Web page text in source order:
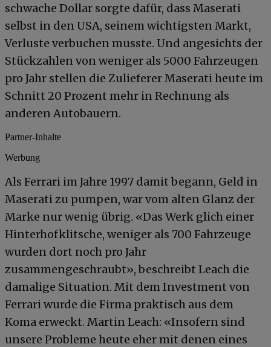
schwache Dollar sorgte dafür, dass Maserati
selbst in den USA, seinem wichtigsten Markt,
Verluste verbuchen musste. Und angesichts der
Stückzahlen von weniger als 5000 Fahrzeugen
pro Jahr stellen die Zulieferer Maserati heute im
Schnitt 20 Prozent mehr in Rechnung als
anderen Autobauern.
Partner-Inhalte
Werbung
Als Ferrari im Jahre 1997 damit begann, Geld in
Maserati zu pumpen, war vom alten Glanz der
Marke nur wenig übrig. «Das Werk glich einer
Hinterhofklitsche, weniger als 700 Fahrzeuge
wurden dort noch pro Jahr
zusammengeschraubt», beschreibt Leach die
damalige Situation. Mit dem Investment von
Ferrari wurde die Firma praktisch aus dem
Koma erweckt. Martin Leach: «Insofern sind
unsere Probleme heute eher mit denen eines